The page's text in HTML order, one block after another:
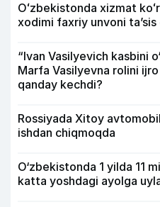
Oʻzbekistonda xizmat
xodimi faxriy unvoni
“Ivan Vasilyevich kasbini
Marfa Vasilyevna rolini
qanday kechdi?
Rossiyada Xitoy
ishdan chiqmoqda
O‘zbekistonda 1 yilda 11
katta yoshdagi ayolga